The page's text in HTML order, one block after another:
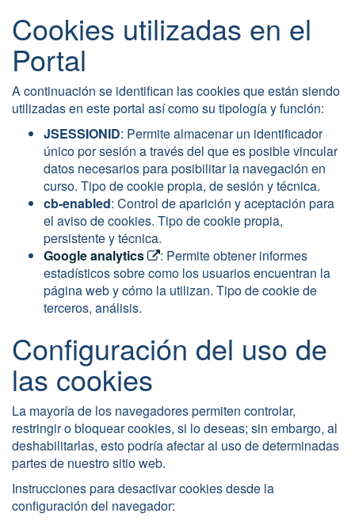
Cookies utilizadas en el
Portal
A continuación se identifican las cookies que están siendo
utilizadas en este portal así como su tipología y función:
JSESSIONID: Permite almacenar un identificador
único por sesión a través del que es posible vincular
datos necesarios para posibilitar la navegación en
curso. Tipo de cookie propia, de sesión y técnica.
cb-enabled: Control de aparición y aceptación para
el aviso de cookies. Tipo de cookie propia,
persistente y técnica.
Google analytics
: Permite obtener informes
estadísticos sobre como los usuarios encuentran la
página web y cómo la utilizan. Tipo de cookie de
terceros, análisis.
Configuración del uso de
las cookies
La mayoría de los navegadores permiten controlar,
restringir o bloquear cookies, si lo deseas; sin embargo, al
deshabilitarlas, esto podría afectar al uso de determinadas
partes de nuestro sitio web.
Instrucciones para desactivar cookies desde la
configuración del navegador: